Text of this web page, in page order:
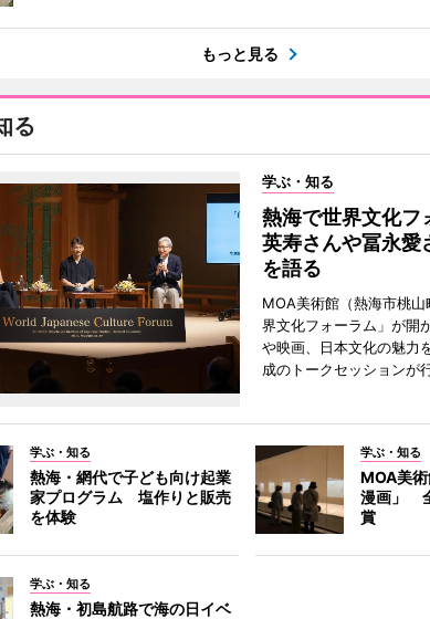
もっと見る
る
学ぶ・知る
熱海で世界文化
英寿さんや冨永愛
を語る
MOA美術館（熱海市桃
界文化フォーラム」が開
や映画、日本文化の魅力
成のトークセッションが
学ぶ・知る
熱海・網代で子ども向け起業
家プログラム 塩作りと販売
を体験
学ぶ・知る
MOA美
漫画」
賞
学ぶ・知る
熱海・初島航路で海の日イベ